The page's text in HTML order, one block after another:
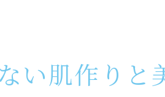
肌を清
美容
い肌作りと